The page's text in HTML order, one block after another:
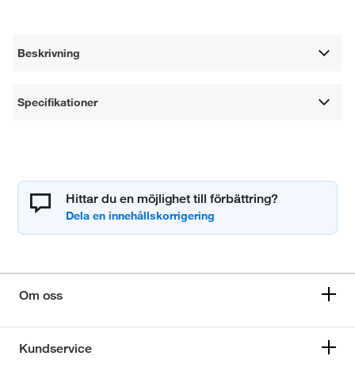
Beskrivning
Specifikationer
Hittar du en möjlighet till förbättring?
Om oss
Kundservice